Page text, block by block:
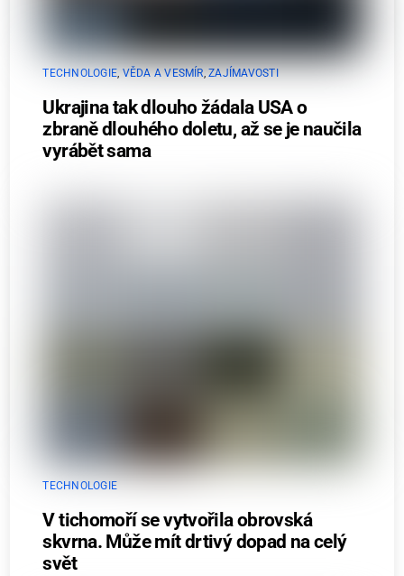
TECHNOLOGIE, VĚDA A VESMÍR,ZAJÍMAVOSTI
Ukrajina tak dlouho žádala USA o
zbraně dlouhého doletu, až se je naučila
vyrábět sama
TECHNOLOGIE
V tichomoří se vytvořila obrovská
skvrna. Může mít drtivý dopad na celý
svět